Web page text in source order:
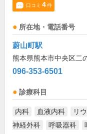
口コミ 4件
所在地・電話番号
蔚山町駅
熊本県熊本市中央区二
096-353-6501
診療科目
内科 血液内科 リ
神経外科
呼吸器科